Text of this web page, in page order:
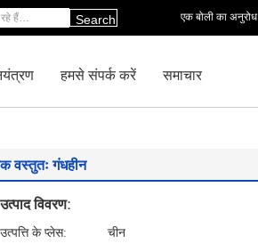
एक बोली का अनुरोध
Search
हमसे संपर्क करें समाचार
वस्तुतः गंधहीन
उत्पाद विवरण:
उत्पत्ति के प्लेस:
चीन